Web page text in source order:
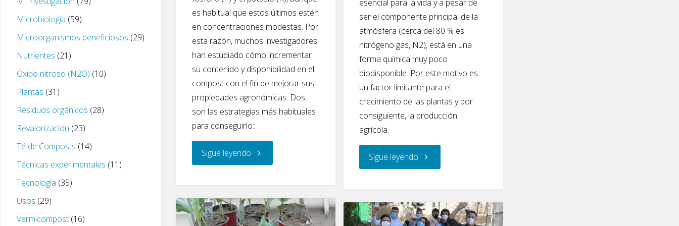
compost"
k
es habitual que estos últimos estén
en concentraciones modestas. Por
esta razón, muchos investigadores
han estudiado cómo incrementar
su contenido y disponibilidad en el
compost con el fin de mejorar sus
propiedades agronómicas. Dos
son las estrategias más habituales
para conseguirlo:
Sigue leyendo"¿Cómo
los
b
o
o
k
er e
dI
n
esencial para la vida y a pesar de
ser el componente principal de la
atmósfera (cerca del 80 % es
nitrógeno gas, N2), está en una
forma química muy poco
biodisponible. Por este motivo es
un factor limitante para el
crecimiento de las plantas y por
consiguiente, la producción
agrícola.
Sigue leyendo "¿Cómo
el
Microbiología (59)
Microorganismos beneficiosos (29)
Nutrientes (21)
Óxido nitroso (N2O) (10)
Plantas (31)
Residuos orgánicos (28)
Revalorización (23)
Té de Composts (14)
Técnicas experimentales (11)
Tecnología (35)
Usos (29)
Vermicompost (16)